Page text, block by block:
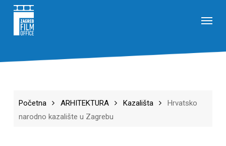
content
Početna ARHITEKTURA Kazališta
Hrvatsko
narodno kazalište u Zagrebu